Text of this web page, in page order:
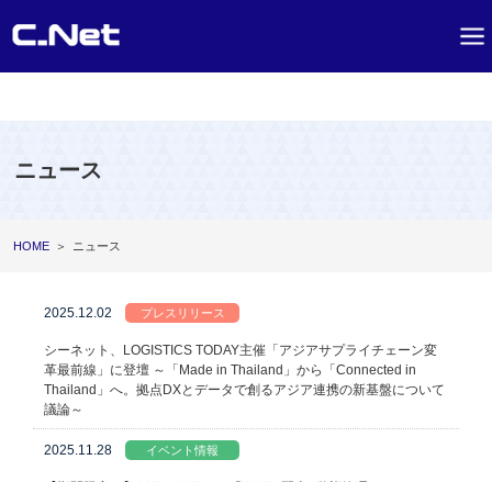
ニュース
HOME ＞ ニュース
2025.12.02 プレスリリース
シーネット、LOGISTICS TODAY主催「アジアサプライチェーン変
革最前線」に登壇 ～「Made in Thailand」から「Connected in
Thailand」へ。拠点DXとデータで創るアジア連携の新基盤について
議論～
2025.11.28 イベント情報